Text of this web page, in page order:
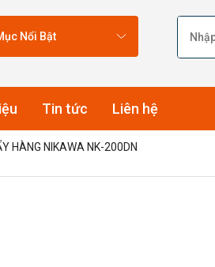
Nổi Bật
Tin tức Liên hệ
HÀNG NIKAWA NK-200DN